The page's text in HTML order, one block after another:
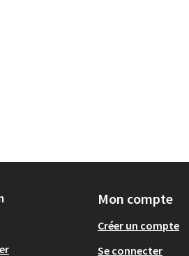
Mon compte
Créer un compte
Se connecter